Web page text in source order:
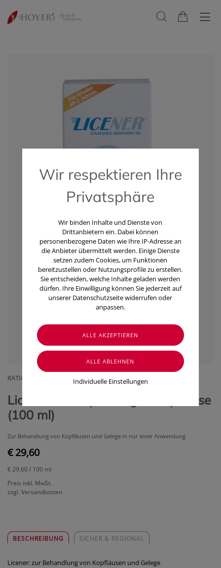
RATIOPHARM ARZNEIMITTEL VERTRIEBS GMBH
Licener -shampoo Gegen Kopfläuse
(100 ml)
Zur Behandlung von Kopfläusen und Gelege in nur einer Anwendung
€ 29,60
€ 29,60 / 100 ml
Preis inkl. MwSt.
zzgl. Versandkosten
BESCHREIBUNG SICHER & REGIONAL
Licener: zur Behandlung von Kopfläusen und Gelege
Wir respektieren Ihre
Privatsphäre
Wir binden Inhalte und Dienste von
Drittanbietern ein. Dabei können
personenbezogene Daten wie Ihre IP-Adresse an
die Anbieter übermittelt werden. Einige Dienste
setzen zudem Cookies, um Funktionen
bereitzustellen oder Nutzungsprofile zu erstellen.
Sie entscheiden, welche Inhalte geladen werden
dürfen. Ihre Einwilligung können Sie jederzeit auf
unserer Datenschutzseite widerrufen oder
anpassen.
Individuelle Einstellungen